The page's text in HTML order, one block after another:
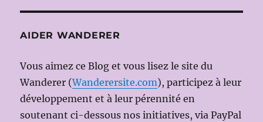
AIDER WANDERER
Vous aimez ce Blog et vous lisez le site du
Wanderer (Wanderersite.com), participez à leur
développement et à leur pérennité en
soutenant ci-dessous nos initiatives, via PayPal